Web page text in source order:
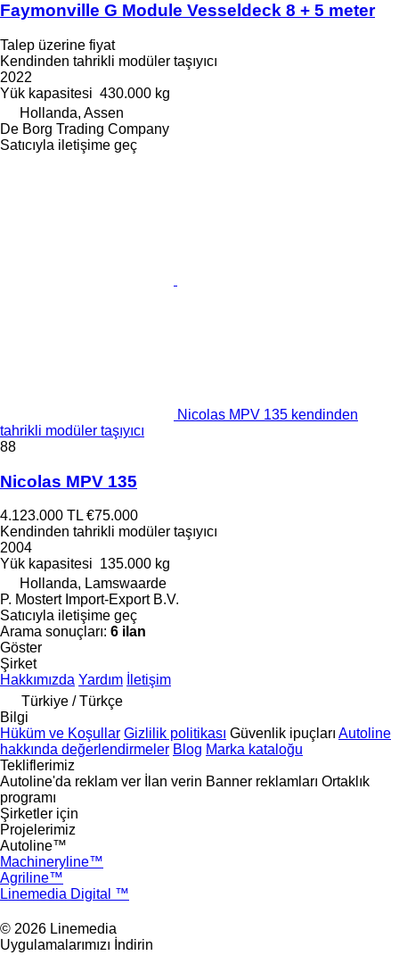
Faymonville G Module Vesseldeck 8 + 5 meter
Talep üzerine fiyat
Kendinden tahrikli modüler taşıyıcı
2022
Yük kapasitesi 430.000 kg
Hollanda, Assen
De Borg Trading Company
Satıcıyla iletişime geç
Nicolas MPV 135 kendinden
tahrikli modüler taşıyıcı
88
Nicolas MPV 135
4.123.000 TL €75.000
Kendinden tahrikli modüler taşıyıcı
2004
Yük kapasitesi 135.000 kg
Hollanda, Lamswaarde
P. Mostert Import-Export B.V.
Satıcıyla iletişime geç
Arama sonuçları: 6 ilan
Göster
Şirket
Hakkımızda Yardım
İletişim
Türkiye / Türkçe
Bilgi
Hüküm ve Koşullar Gizlilik politikası Güvenlik ipuçları Autoline
hakkında değerlendirmeler Blog Marka kataloğu
Tekliflerimiz
Autoline'da reklam ver
İlan verin Banner reklamları Ortaklık
programı
Şirketler için
Projelerimiz
Autoline™
Machineryline™
Agriline™
Linemedia Digital ™
© 2026 Linemedia
Uygulamalarımızı İndirin